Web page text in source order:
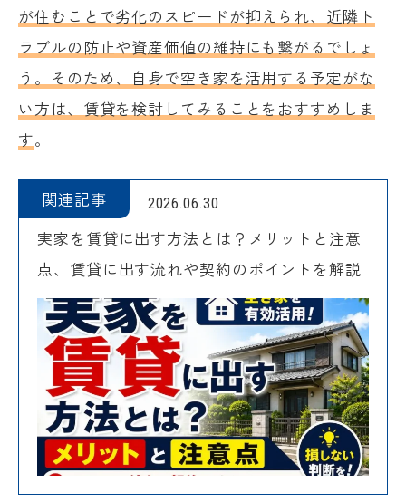
が住むことで劣化のスピードが抑えられ、近隣ト
ラブルの防止や資産価値の維持にも繋がるでしょ
う。そのため、自身で空き家を活用する予定がな
い方は、賃貸を検討してみることをおすすめしま
す。
関連記事 2026.06.30
実家を賃貸に出す方法とは？メリットと注意
点、賃貸に出す流れや契約のポイントを解説